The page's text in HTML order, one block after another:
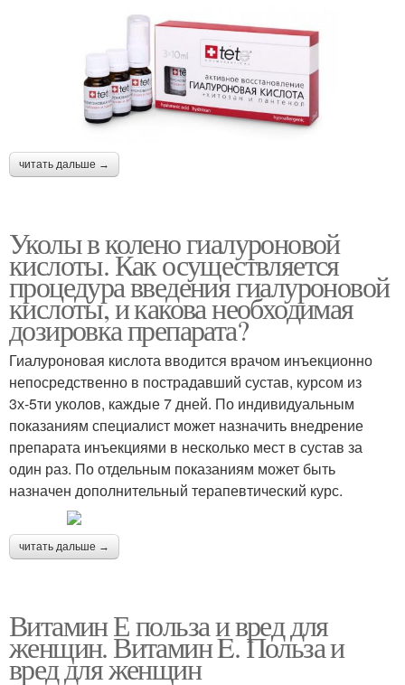
читать дальше →
Уколы в колено гиалуроновой
кислоты. Как осуществляется
процедура введения гиалуроновой
кислоты, и какова необходимая
дозировка препарата?
Гиалуроновая кислота вводится врачом инъекционно
непосредственно в пострадавший сустав, курсом из
3х-5ти уколов, каждые 7 дней. По индивидуальным
показаниям специалист может назначить внедрение
препарата инъекциями в несколько мест в сустав за
один раз. По отдельным показаниям может быть
назначен дополнительный терапевтический курс.
читать дальше →
Витамин Е польза и вред для
женщин. Витамин E. Польза и
вред для женщин